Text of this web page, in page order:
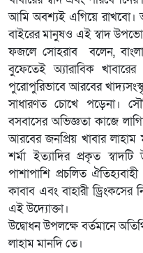
আমি অবশ্যই এগিয়ে রাখবো।
বাইরের মানুষও এই স্বাদ
ফজলে সোহরাব বলেন,
বুফেতেই অ্যারাবিক
পুরোপুরিভাবে আরবের
সাধারণত চোখে পড়েনা।
বসবাসের অভিজ্ঞতা কাজে
আরবের জনপ্রিয় খাবার লাহাম
শর্মা ইত্যাদির প্রকৃত
পাশাপাশি প্রচলিত
কাবাব এবং বাহারী
এই উদ্যোক্তা।
উদ্বোধন উপলক্ষে বর্তমানে
লাহাম মানদি তে।